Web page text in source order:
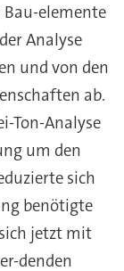
elemente
Analyse
und von den
ab.
Ton-Analyse
um den
sich
benötigte
jetzt mit
denden